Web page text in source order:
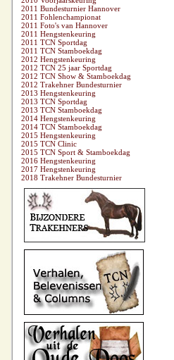
2011 Bundesturnier Hannover
2011 Fohlenchampionat
2011 Foto's van Hannover
2011 Hengstenkeuring
2011 TCN Sportdag
2011 TCN Stamboekdag
2012 Hengstenkeuring
2012 TCN 25 jaar Sportdag
2012 TCN Show & Stamboekdag
2012 Trakehner Bundesturnier
2013 Hengstenkeuring
2013 TCN Sportdag
2013 TCN Stamboekdag
2014 Hengstenkeuring
2014 TCN Stamboekdag
2015 Hengstenkeuring
2015 TCN Clinic
2015 TCN Sport & Stamboekdag
2016 Hengstenkeuring
2017 Hengstenkeuring
2018 Trakehner Bundesturnier